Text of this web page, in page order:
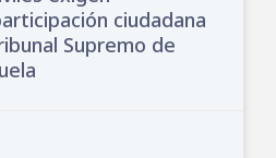
ciudadana
Supremo de